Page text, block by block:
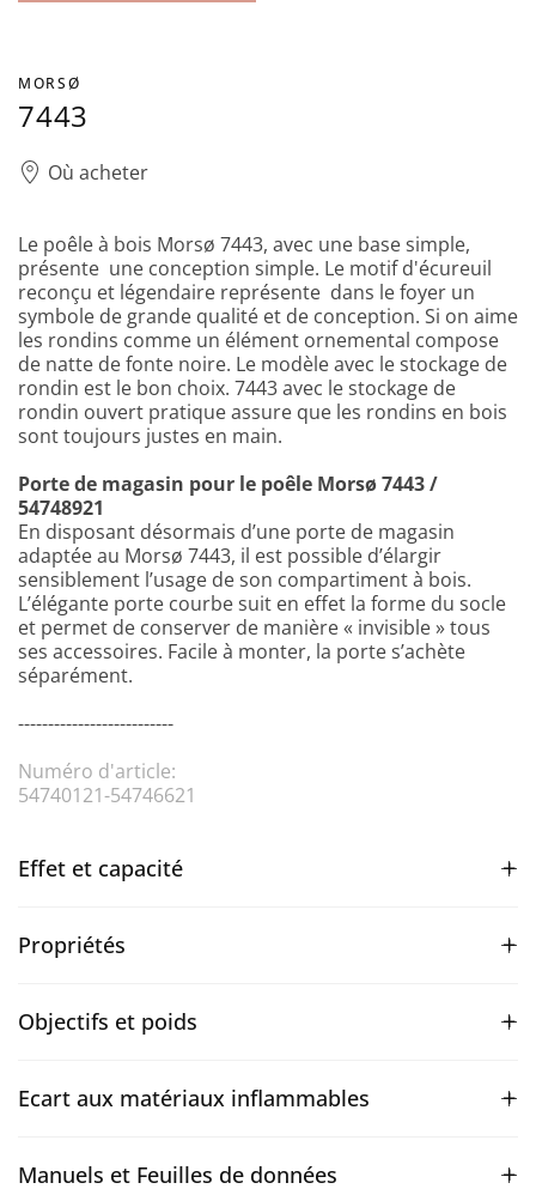
MORSØ
7443
Où acheter
Le poêle à bois Morsø 7443, avec une base simple,
présente une conception simple. Le motif d'écureuil
reconçu et légendaire représente dans le foyer un
symbole de grande qualité et de conception. Si on aime
les rondins comme un élément ornemental compose
de natte de fonte noire. Le modèle avec le stockage de
rondin est le bon choix. 7443 avec le stockage de
rondin ouvert pratique assure que les rondins en bois
sont toujours justes en main.
Porte de magasin pour le poêle Morsø 7443 /
54748921
En disposant désormais d’une porte de magasin
adaptée au Morsø 7443, il est possible d’élargir
sensiblement l’usage de son compartiment à bois.
L’élégante porte courbe suit en effet la forme du socle
et permet de conserver de manière « invisible » tous
ses accessoires. Facile à monter, la porte s’achète
séparément.
--------------------------
Numéro d'article:
54740121-54746621
Effet et capacité
Propriétés
Objectifs et poids
Ecart aux matériaux inflammables
Manuels et Feuilles de données